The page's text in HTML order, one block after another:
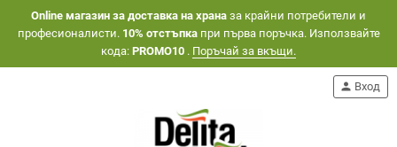
Оnline магазин за доставка на храна за крайни потребители и
професионалисти. 10% отстъпкапри първа поръчка. Използвайте
кода: PROMO10 . Поръчай за вкъщи.
person Вход